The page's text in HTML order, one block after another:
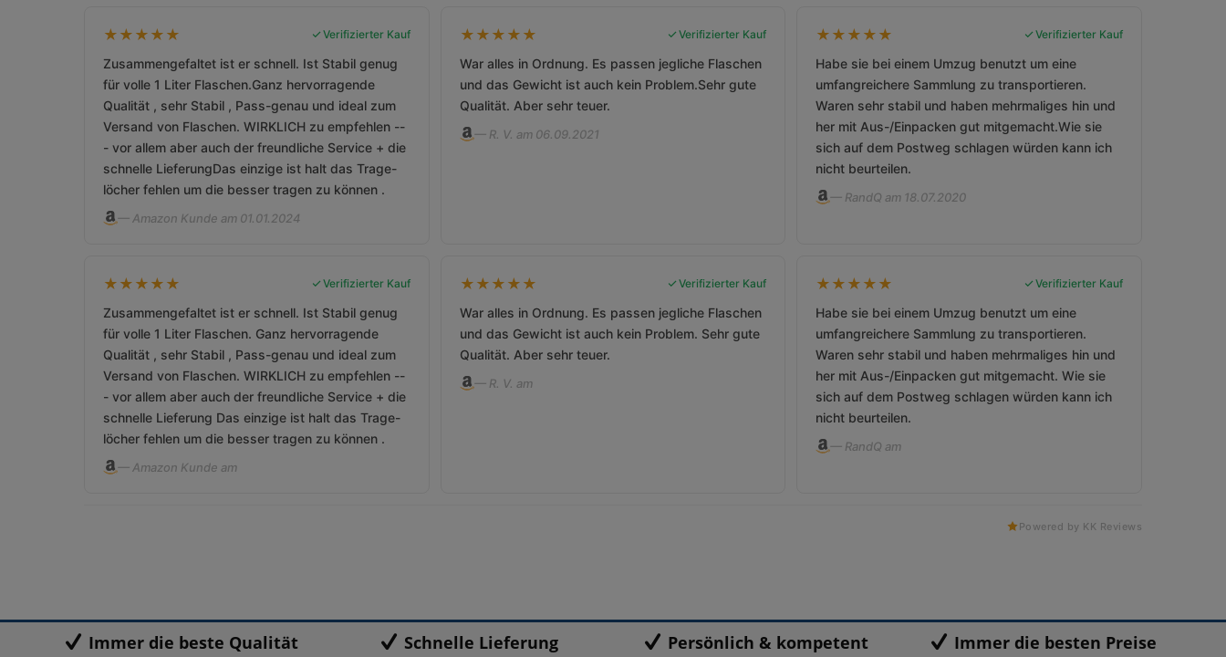
★ ★ ★ ★ ★ Verifizierter Kauf
Zusammengefaltet ist er schnell. Ist Stabil genug
für volle 1 Liter Flaschen.Ganz hervorragende
Qualität , sehr Stabil , Pass-genau und ideal zum
Versand von Flaschen. WIRKLICH zu empfehlen --
- vor allem aber auch der freundliche Service + die
schnelle LieferungDas einzige ist halt das Trage-
löcher fehlen um die besser tragen zu können .
— Amazon Kunde am 01.01.2024
★ ★ ★ ★ ★ Verifizierter Kauf
War alles in Ordnung. Es passen jegliche Flaschen
und das Gewicht ist auch kein Problem.Sehr gute
Qualität. Aber sehr teuer.
— R. V. am 06.09.2021
★ ★ ★ ★ ★ Verifizierter Kauf
Habe sie bei einem Umzug benutzt um eine
umfangreichere Sammlung zu transportieren.
Waren sehr stabil und haben mehrmaliges hin und
her mit Aus-/Einpacken gut mitgemacht.Wie sie
sich auf dem Postweg schlagen würden kann ich
nicht beurteilen.
— RandQ am 18.07.2020
★ ★ ★ ★ ★ Verifizierter Kauf
Zusammengefaltet ist er schnell. Ist Stabil genug
für volle 1 Liter Flaschen. Ganz hervorragende
Qualität , sehr Stabil , Pass-genau und ideal zum
Versand von Flaschen. WIRKLICH zu empfehlen --
- vor allem aber auch der freundliche Service + die
schnelle Lieferung Das einzige ist halt das Trage-
löcher fehlen um die besser tragen zu können .
— Amazon Kunde am
★ ★ ★ ★ ★ Verifizierter Kauf
War alles in Ordnung. Es passen jegliche Flaschen
und das Gewicht ist auch kein Problem. Sehr gute
Qualität. Aber sehr teuer.
— R. V. am
★ ★ ★ ★ ★ Verifizierter Kauf
Habe sie bei einem Umzug benutzt um eine
umfangreichere Sammlung zu transportieren.
Waren sehr stabil und haben mehrmaliges hin und
her mit Aus-/Einpacken gut mitgemacht. Wie sie
sich auf dem Postweg schlagen würden kann ich
nicht beurteilen.
— RandQ am
Powered by KK Reviews
Immer die beste Qualität Schnelle Lieferung Persönlich & kompetent Immer die besten Preise